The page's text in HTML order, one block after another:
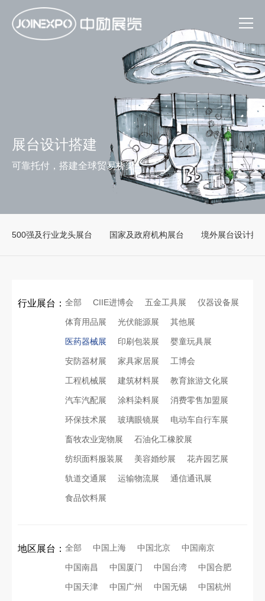
展台设计搭建
可靠托付，搭建全球贸易桥梁
500强及行业龙头展台 国家及政府机构展台 境外展台设计搭
行业展台： 全部 CIIE进博会 五金工具展 仪器设备展
体育用品展 光伏能源展 其他展
医药器械展 印刷包装展 婴童玩具展
安防器材展 家具家居展 工博会
工程机械展 建筑材料展 教育旅游文化展
汽车汽配展 涂料染料展 消费零售加盟展
环保技术展 玻璃眼镜展 电动车自行车展
畜牧农业宠物展 石油化工橡胶展
纺织面料服装展 美容婚纱展 花卉园艺展
轨道交通展 运输物流展 通信通讯展
食品饮料展
地区展台： 全部 中国上海 中国北京 中国南京
中国南昌 中国厦门 中国台湾 中国合肥
中国天津 中国广州 中国无锡 中国杭州